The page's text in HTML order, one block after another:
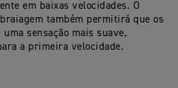
em baixas velocidades. O
também permitirá que os
sensação mais suave,
a primeira velocidade.